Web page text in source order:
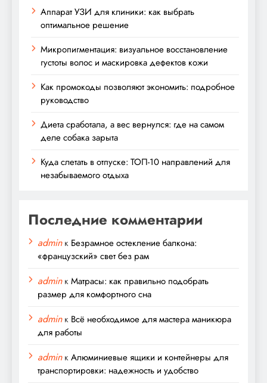
Аппарат УЗИ для клиники: как выбрать
оптимальное решение
Микропигментация: визуальное восстановление
густоты волос и маскировка дефектов кожи
Как промокоды позволяют экономить: подробное
руководство
Диета сработала, а вес вернулся: где на самом
деле собака зарыта
Куда слетать в отпуске: ТОП-10 направлений для
незабываемого отдыха
Последние комментарии
adminк Безрамное остекление балкона:
«французский» свет без рам
adminкМатрасы: как правильно подобрать
размер для комфортного сна
adminк Всё необходимое для мастера маникюра
для работы
adminкАлюминиевые ящики и контейнеры для
транспортировки: надежность и удобство